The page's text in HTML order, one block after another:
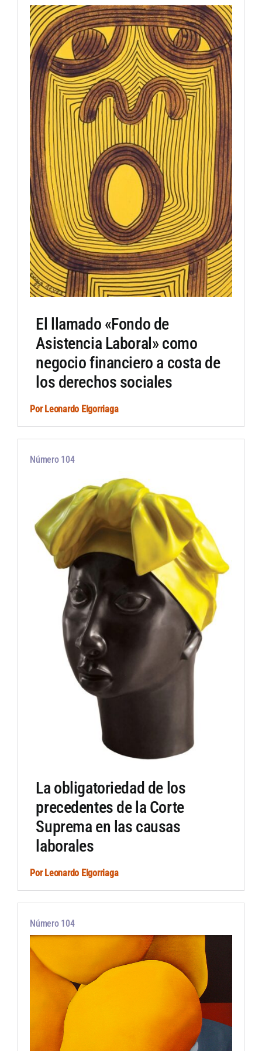
Artículos por autor
Artículos por sección
El llamado «Fondo de
Asistencia Laboral» como
negocio financiero a costa de
los derechos sociales
PorLeonardo Elgorriaga
Número 104
La obligatoriedad de los
precedentes de la Corte
Suprema en las causas
laborales
Por Leonardo Elgorriaga
Número 104